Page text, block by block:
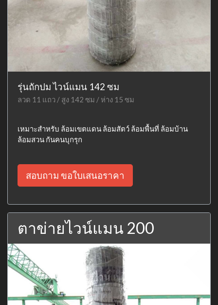
รุ่นถักปม ไวน์แมน 142 ซม
ลวด 11 แถว / สูง 142 ซม / ห่าง 15 ซม
เหมาะสำหรับ ล้อมเขตแดน ล้อมสัตว์ ล้อมพื้นที่ ล้อมบ้าน
ล้อมสวน กันคนบุกรุก
สอบถาม ขอใบเสนอราคา
ตาข่ายไวน์แมน 200